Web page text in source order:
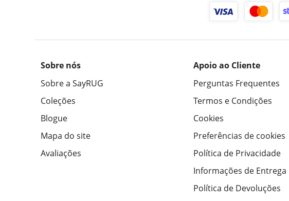
Sobre nós
Sobre a SayRUG
Coleções
Blogue
Mapa do site
Avaliações
Apoio ao Cliente
Perguntas Frequentes
Termos e Condições
Cookies
Preferências de cookies
Política de Privacidade
Informações de Entrega
Política de Devoluções